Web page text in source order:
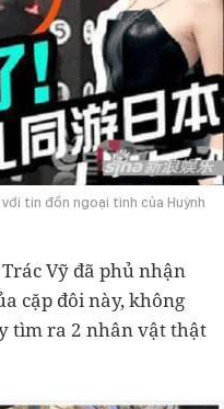
tin đồn ngoại tình của Huỳnh
Vỹ đã phủ nhận
cặp đôi này, không
tìm ra 2 nhân vật thật